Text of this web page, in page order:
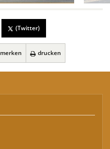
(Twitter)
merken drucken